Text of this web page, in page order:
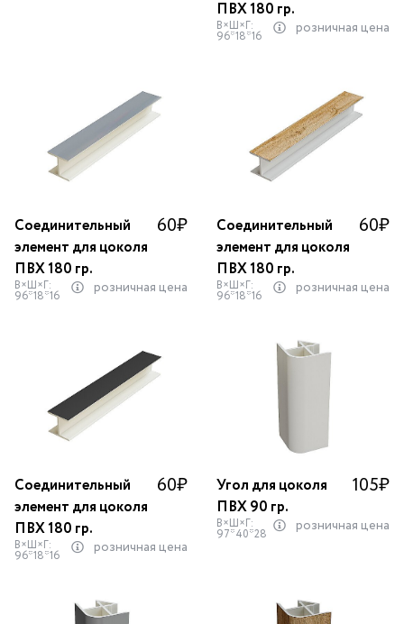
ПВХ 180 гр.
В×Ш×Г:
96*18*16 розничная цена
Соединительный
элемент для цоколя
ПВХ 180 гр.
60₽
В×Ш×Г:
96*18*16 розничная цена
Соединительный
элемент для цоколя
ПВХ 180 гр.
60₽
В×Ш×Г:
96*18*16 розничная цена
Соединительный
элемент для цоколя
ПВХ 180 гр.
60₽
В×Ш×Г:
96*18*16 розничная цена
Угол для цоколя
ПВХ 90 гр.
105₽
В×Ш×Г:
97*40*28 розничная цена